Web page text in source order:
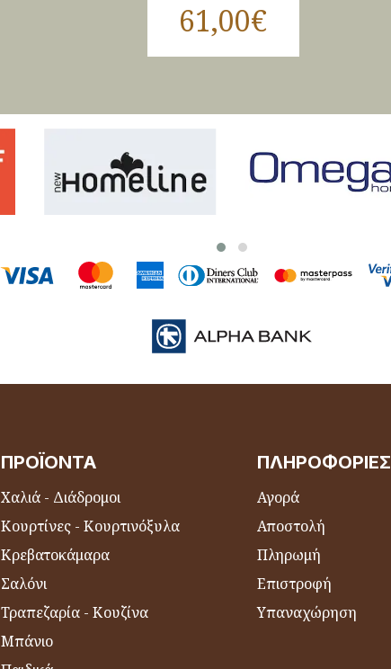
61,00€
ΠΡΟΪΌΝΤΑ
Χαλιά - Διάδρομοι
Κουρτίνες - Κουρτινόξυλα
Κρεβατοκάμαρα
Σαλόνι
Τραπεζαρία - Κουζίνα
Μπάνιο
ΠΛΗΡΟΦΟΡΊΕΣ
Αγορά
Αποστολή
Πληρωμή
Επιστροφή
Υπαναχώρηση